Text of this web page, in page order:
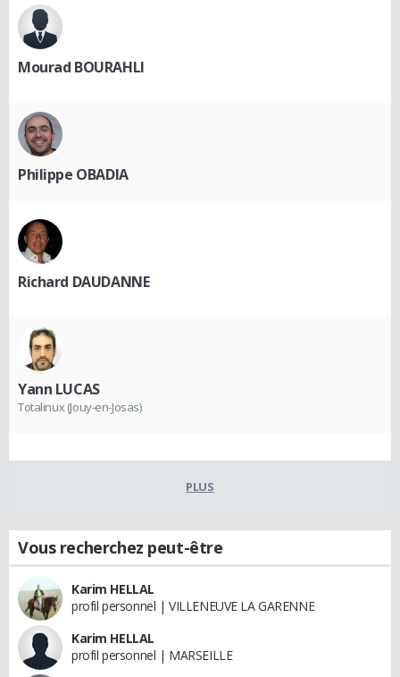
Mourad BOURAHLI
Philippe OBADIA
Richard DAUDANNE
Yann LUCAS
Totalinux (Jouy-en-Josas)
PLUS
Vous recherchez peut-être
Karim HELLAL
profil personnel | VILLENEUVE LA GARENNE
Karim HELLAL
profil personnel | MARSEILLE